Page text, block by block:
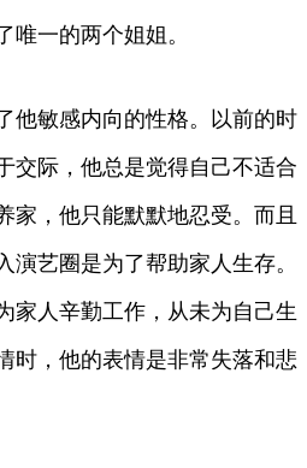
唯一的两个姐姐。
他敏感内向的性格。以前的时
交际，他总是觉得自己不适合
家，他只能默默地忍受。而且
演艺圈是为了帮助家人生存。
家人辛勤工作，从未为自己生
时，他的表情是非常失落和悲